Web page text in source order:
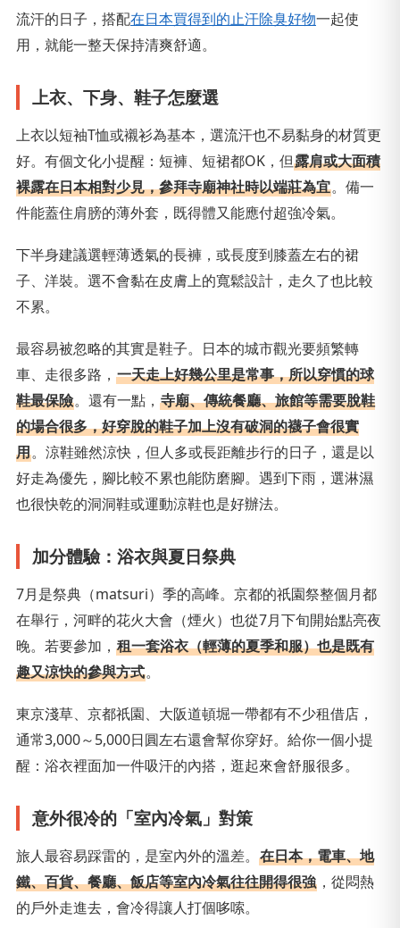
流汗的日子，搭配在日本買得到的止汗除臭好物一起使
用，就能一整天保持清爽舒適。
上衣、下身、鞋子怎麼選
上衣以短袖T恤或襯衫為基本，選流汗也不易黏身的材質更
好。有個文化小提醒：短褲、短裙都OK，但露肩或大面積
裸露在日本相對少見，參拜寺廟神社時以端莊為宜。備一
件能蓋住肩膀的薄外套，既得體又能應付超強冷氣。
下半身建議選輕薄透氣的長褲，或長度到膝蓋左右的裙
子、洋裝。選不會黏在皮膚上的寬鬆設計，走久了也比較
不累。
最容易被忽略的其實是鞋子。日本的城市觀光要頻繁轉
車、走很多路， 一天走上好幾公里是常事，所以穿慣的球
鞋最保險。還有一點， 寺廟、傳統餐廳、旅館等需要脫鞋
的場合很多，好穿脫的鞋子加上沒有破洞的襪子會很實
用。涼鞋雖然涼快，但人多或長距離步行的日子，還是以
好走為優先，腳比較不累也能防磨腳。遇到下雨，選淋濕
也很快乾的洞洞鞋或運動涼鞋也是好辦法。
加分體驗：浴衣與夏日祭典
7月是祭典（matsuri）季的高峰。京都的祇園祭整個月都
在舉行，河畔的花火大會（煙火）也從7月下旬開始點亮夜
晚。若要參加， 租一套浴衣（輕薄的夏季和服）也是既有
趣又涼快的參與方式。
東京淺草、京都祇園、大阪道頓堀一帶都有不少租借店，
通常3,000～5,000日圓左右還會幫你穿好。給你一個小提
醒：浴衣裡面加一件吸汗的內搭，逛起來會舒服很多。
意外很冷的「室內冷氣」對策
旅人最容易踩雷的，是室內外的溫差。 在日本，電車、地
鐵、百貨、餐廳、飯店等室內冷氣往往開得很強 ，從悶熱
的戶外走進去，會冷得讓人打個哆嗦。